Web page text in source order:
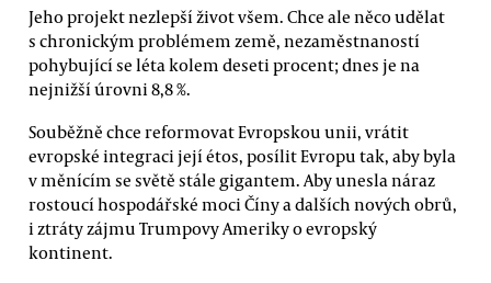
Jeho projekt nezlepší život všem. Chce ale něco udělat
s chronickým problémem země, nezaměstnaností
pohybující se léta kolem deseti procent; dnes je na
nejnižší úrovni 8,8 %.
Souběžně chce reformovat Evropskou unii, vrátit
evropské integraci její étos, posílit Evropu tak, aby byla
v měnícím se světě stále gigantem. Aby unesla náraz
rostoucí hospodářské moci Číny a dalších nových obrů,
i ztráty zájmu Trumpovy Ameriky o evropský
kontinent.